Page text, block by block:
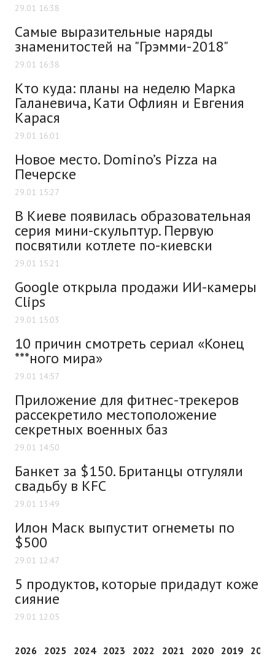
29.01 16:38
Самые выразительные наряды
знаменитостей на "Грэмми-2018"
29.01 16:38
Кто куда: планы на неделю Марка
Галаневича, Кати Офлиян и Евгения
Карася
29.01 16:01
Новое место. Domino’s Pizza на
Печерске
29.01 15:27
В Киеве появилась образовательная
серия мини-скульптур. Первую
посвятили котлете по-киевски
29.01 15:21
Google открыла продажи ИИ-камеры
Clips
29.01 15:03
10 причин смотреть сериал «Конец
***ного мира»
29.01 14:57
Приложение для фитнес-трекеров
рассекретило местоположение
секретных военных баз
29.01 14:50
Банкет за $150. Британцы отгуляли
свадьбу в KFC
29.01 13:49
Илон Маск выпустит огнеметы по
$500
29.01 12:47
5 продуктов, которые придадут коже
сияние
29.01 12:05
2026 2025 2024 2023 2022 2021 2020 2019 2018